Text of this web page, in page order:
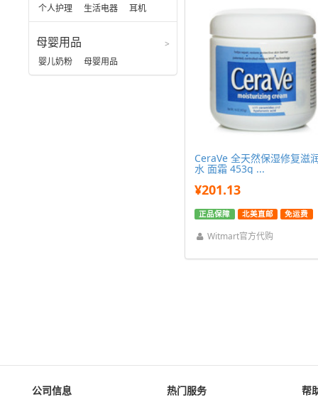
个人护理 生活电器 耳机
母婴用品
婴儿奶粉 母婴用品
CeraVe 全天然保湿修复滋
水 面霜 453g ...
¥201.13
正品保障 北美直邮 免运费
Witmart官方代购
公司信息
热门服务
帮